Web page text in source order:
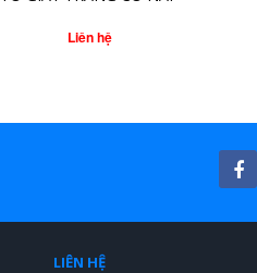
Liên hệ
LIÊN HỆ